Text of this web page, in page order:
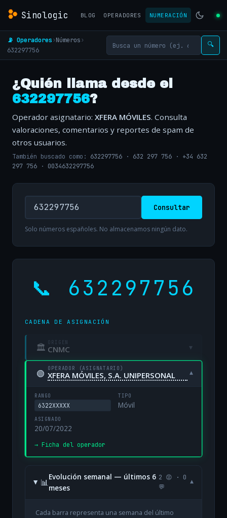
Sinologic BLOG OPERADORES NUMERACIÓN
📡 Operadores›Números›
632297756
🔍
¿Quién llama desde el
632297756?
Operador asignatario: XFERA MÓVILES. Consulta
valoraciones, comentarios y reportes de spam de
otros usuarios.
También buscado como: 632297756 · 632 297 756 · +34 632
297 756 · 0034632297756
Consultar
Solo números españoles. No almacenamos ningún dato.
📞 632297756
CADENA DE ASIGNACIÓN
🏛 ORIGEN
CNMC ▾
🟢 OPERADOR (ASIGNATARIO)
XFERA MÓVILES, S.A. UNIPERSONAL ▾
RANGO
6322XXXXX
TIPO
Móvil
ASIGNADO
20/07/2022
→ Ficha del operador
📊
Evolución semanal — últimos 6
meses
2 😡 · 0
💬
▾
Cada barra representa una semana del último